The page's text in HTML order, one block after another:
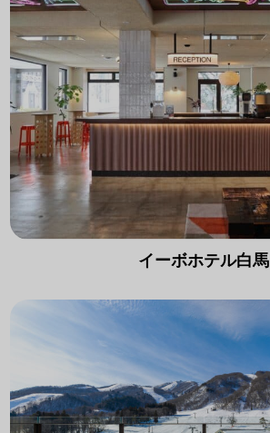
イーボホテル白馬